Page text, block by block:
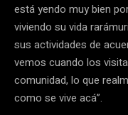
está yendo muy bien
viviendo su vida
sus actividades de
vemos cuando los
comunidad, lo que
como se vive acá”.